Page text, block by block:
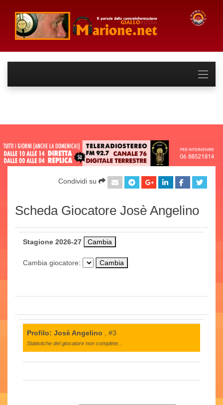
Condividi su
Scheda Giocatore Josè Angelino
Stagione 2026-27
Cambia giocatore:
Profilo: Josè Angelino , #3
Statistiche del giocatore non complete...